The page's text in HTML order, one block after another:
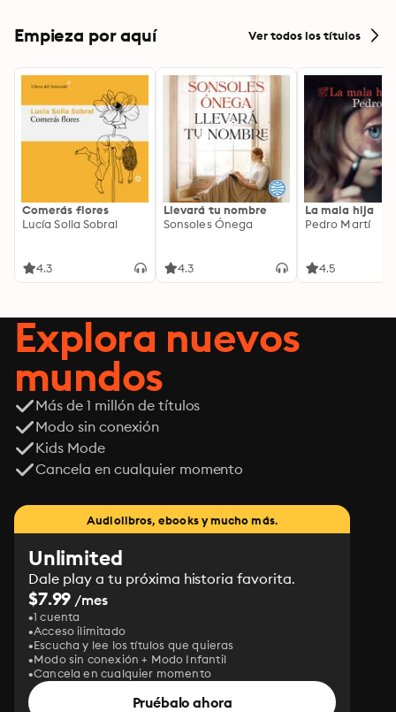
Empieza por aquí Ver todos los títulos
Comerás flores
Lucía Solla Sobral
4.3
Llevará tu nombre
Sonsoles Ónega
4.3
La mala hija
Pedro Martí
4.5
Explora nuevos
mundos
Más de 1 millón de títulos
Modo sin conexión
Kids Mode
Cancela en cualquier momento
Audiolibros, ebooks y mucho más.
Unlimited
Dale play a tu próxima historia favorita.
$7.99 /mes
1 cuenta
Acceso ilimitado
Escucha y lee los títulos que quieras
Modo sin conexión + Modo Infantil
Cancela en cualquier momento
Pruébalo ahora